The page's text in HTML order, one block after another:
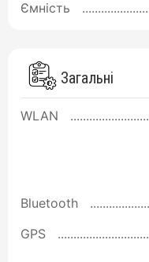
Ємність
Загальні
WLAN
Bluetooth
GPS